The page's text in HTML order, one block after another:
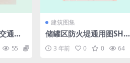
通标
图集
55 1.98
建筑图集
储罐区防火堤通用图SHT1
3 年前 0 0 64